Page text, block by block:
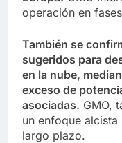
operación en
También se
sugeridos para
en la nube,
exceso de
asociadas. GMO,
un enfoque
largo plazo.